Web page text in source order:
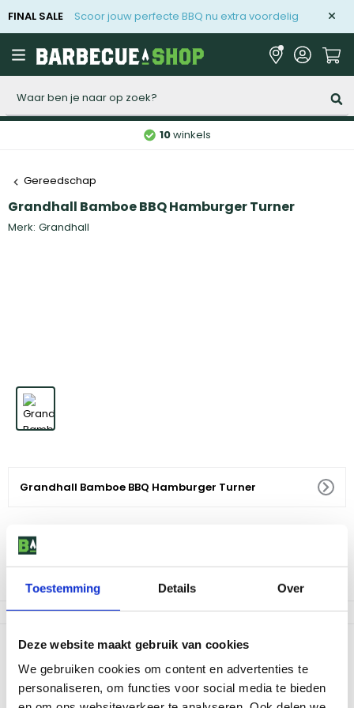
Toestemming Details Over
Deze website maakt gebruik van cookies
We gebruiken cookies om content en advertenties te
personaliseren, om functies voor social media te bieden
FINAL SALE Scoor jouw perfecte BBQ nu extra voordelig
10winkels
Gereedschap
Grandhall Bamboe BBQ Hamburger Turner
Merk: Grandhall
Grandhall Bamboe BBQ Hamburger Turner
5,91
Let op, nog maar 5 op voorraad
Productomschrijving
Verrijk je barbecue-ervaring met de Grandhall Bamboe BBQ
Hamburger Turner. Deze hoogwaardige BBQ accessoire is